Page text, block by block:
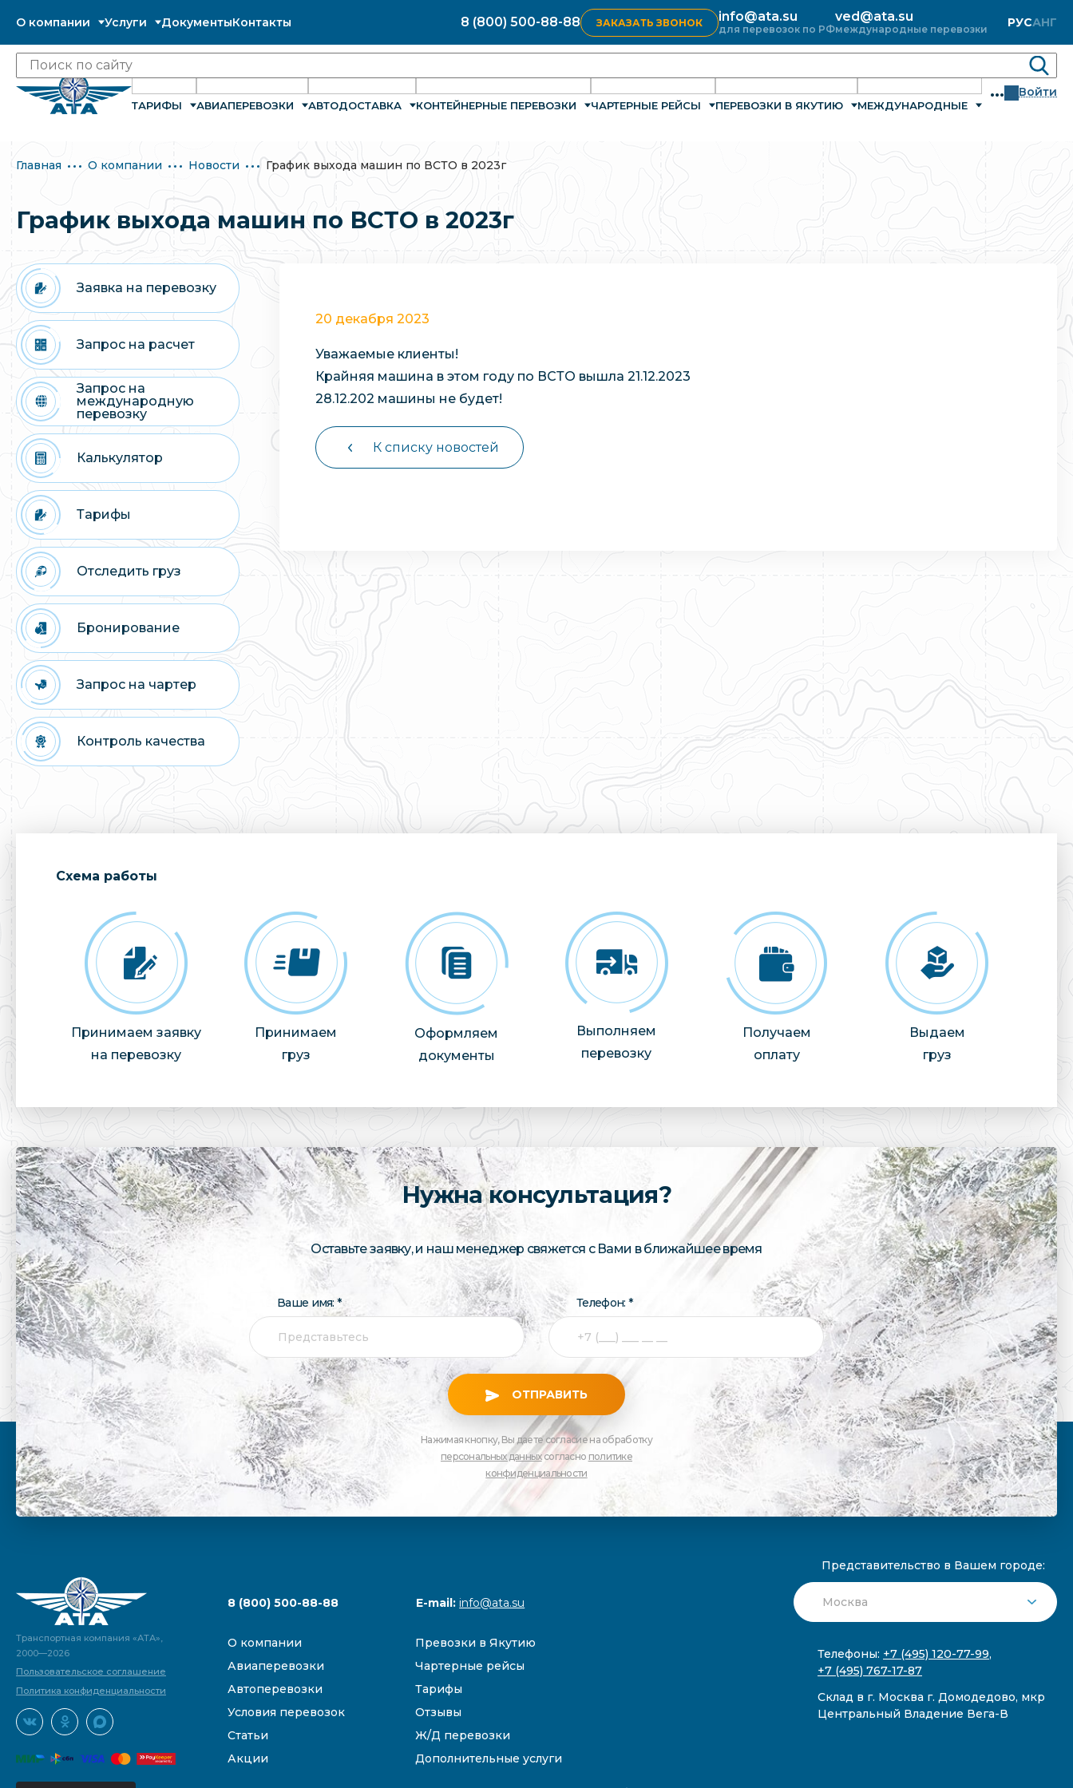
О компании Услуги ДокументыКонтакты 8 (800) 500-88-88 ЗАКАЗАТЬ ЗВОНОК info@ata.su
для перевозок по РФ
ved@ata.su
международные перевозки РУСАНГ
ТАРИФЫ АВИАПЕРЕВОЗКИ АВТОДОСТАВКА КОНТЕЙНЕРНЫЕ ПЕРЕВОЗКИ ЧАРТЕРНЫЕ РЕЙСЫ ПЕРЕВОЗКИ В ЯКУТИЮ МЕЖДУНАРОДНЫЕ
... Войти
Главная О компании Новости График выхода машин по ВСТО в 2023г
График выхода машин по ВСТО в 2023г
Заявка на перевозку
Запрос на расчет
Запрос на
международную
перевозку
Калькулятор
Тарифы
Отследить груз
Бронирование
Запрос на чартер
Контроль качества
20 декабря 2023
Уважаемые клиенты!
Крайняя машина в этом году по ВСТО вышла 21.12.2023
28.12.202 машины не будет!
К списку новостей
Cхема работы
Принимаем заявку
на перевозку
Принимаем
груз
Оформляем
документы
Выполняем
перевозку
Получаем
оплату
Выдаем
груз
Нужна консультация?
Оставьте заявку, и наш менеджер свяжется с Вами в ближайшее время
Ваше имя: * Телефон: *
ОТПРАВИТЬ
Нажимая кнопку, Вы даете согласие на обработку
персональных данныхсогласно политике
конфиденциальности
Транспортная компания «АТА»,
2000—2026
Пользовательское соглашение
Политика конфиденциальности
8 (800) 500-88-88 E-mail:info@ata.su
О компании
Превозки в Якутию
Авиаперевозки
Чартерные рейсы
Автоперевозки
Тарифы
Условия перевозок
Отзывы
Статьи
Ж/Д перевозки
Акции
Дополнительные услуги
Представительство в Вашем городе:
Телефоны: +7 (495) 120-77-99,
+7 (495) 767-17-87
Склад в г. Москва г. Домодедово, мкр
Центральный Владение Вега-В